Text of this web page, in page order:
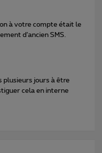
à votre compte était le
d’ancien SMS.
plusieurs jours à être
cela en interne